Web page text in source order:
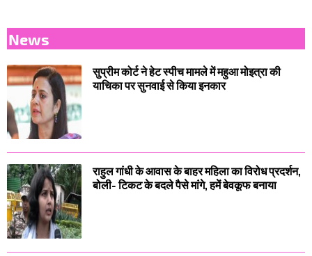
News
सुप्रीम कोर्ट ने हेट स्पीच मामले में महुआ मोइत्रा की
याचिका पर सुनवाई से किया इनकार
राहुल गांधी के आवास के बाहर महिला का विरोध प्रदर्शन,
बोली- टिकट के बदले पैसे मांगे, हमें बेवकूफ बनाया